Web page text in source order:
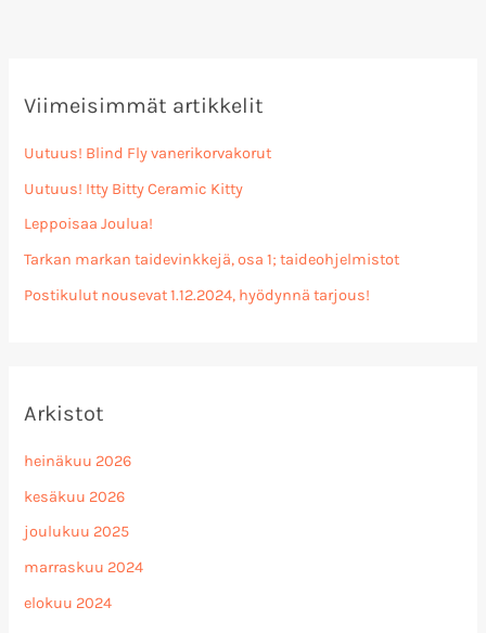
Viimeisimmät artikkelit
Uutuus! Blind Fly vanerikorvakorut
Uutuus! Itty Bitty Ceramic Kitty
Leppoisaa Joulua!
Tarkan markan taidevinkkejä, osa 1; taideohjelmistot
Postikulut nousevat 1.12.2024, hyödynnä tarjous!
Arkistot
heinäkuu 2026
kesäkuu 2026
joulukuu 2025
marraskuu 2024
elokuu 2024